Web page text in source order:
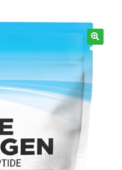
🔍